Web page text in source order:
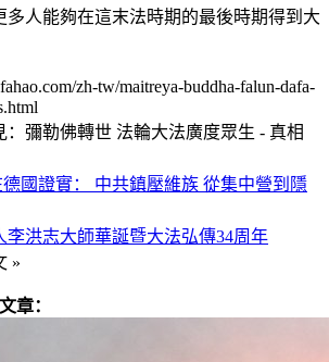
多人能夠在這末法時期的最後時期得到大
zh-tw/maitreya-buddha-falun-dafa-
彌勒佛轉世 法輪大法廣度眾生 - 真相
國證實： 中共鎮壓維族 從集中營到隱
李洪志大師華誕暨大法弘傳34周年
»
章：